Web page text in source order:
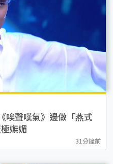
唉聲嘆氣》邊做「燕式
嫵媚
31分鐘前